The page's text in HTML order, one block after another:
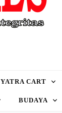
YATRA CART
BUDAYA